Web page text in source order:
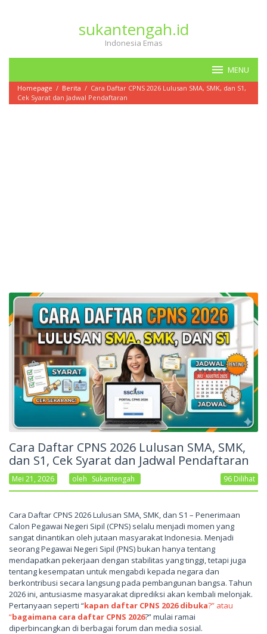
sukantengah.id
Indonesia Emas
MENU
Homepage / Berita / Cara Daftar CPNS 2026 Lulusan SMA, SMK, dan S1,
Cek Syarat dan Jadwal Pendaftaran
Cara Daftar CPNS 2026 Lulusan SMA, SMK,
dan S1, Cek Syarat dan Jadwal Pendaftaran
Mei 21, 2026 Oleh Sukantengah 96 Dilihat
Cara Daftar CPNS 2026 Lulusan SMA, SMK, dan S1 – Penerimaan
Calon Pegawai Negeri Sipil (CPNS) selalu menjadi momen yang
sangat dinantikan oleh jutaan masyarakat Indonesia. Menjadi
seorang Pegawai Negeri Sipil (PNS) bukan hanya tentang
mendapatkan pekerjaan dengan stabilitas yang tinggi, tetapi juga
tentang kesempatan untuk mengabdi kepada negara dan
berkontribusi secara langsung pada pembangunan bangsa. Tahun
2026 ini, antusiasme masyarakat diprediksi akan kembali melonjak.
Pertanyaan seperti “kapan daftar CPNS 2026 dibuka?” atau
“bagaimana cara daftar CPNS 2026?” mulai ramai
diperbincangkan di berbagai forum dan media sosial.